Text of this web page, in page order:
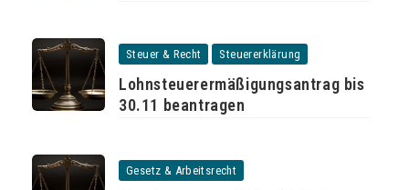
Steuer & Recht Steuererklärung
Lohnsteuerermäßigungsantrag bis
30.11 beantragen
Gesetz & Arbeitsrecht